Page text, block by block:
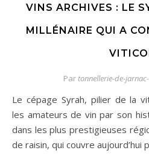
VINS ARCHIVES : LE
MILLÉNAIRE QUI A
Par tonnellerie-de-
Le cépage Syrah, pilier de la viticulture mondiale, fascine
les amateurs de vin par son
dans les plus prestigieuses
de raisin, qui couvre